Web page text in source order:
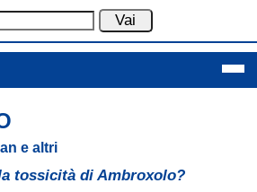
e altri
tossicità di Ambroxolo?